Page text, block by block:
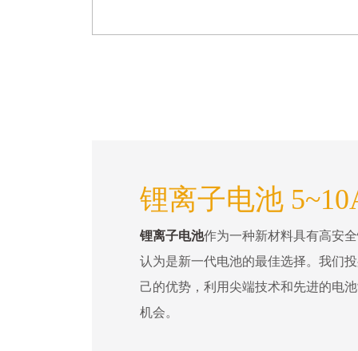
锂离子电池
锂离子电池作为一种新材料具有高安
认为是新一代电池的最佳选择。我们
己的优势，利用尖端技术和先进的电
机会。